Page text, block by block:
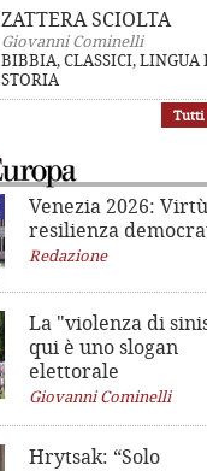
ZATTERA SCIOLTA
Giovanni Cominelli
BIBBIA, CLASSICI, LINGUA
STORIA
Tutti
Venezia 2026:
resilienza
Redazione
La "violenza di
qui è uno slogan
elettorale
Giovanni Cominelli
Hrytsak: “Solo